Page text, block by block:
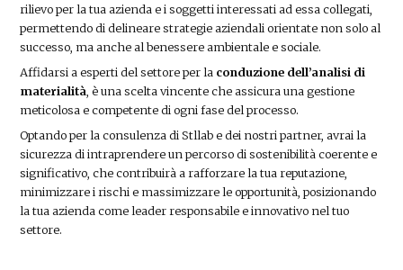
rilievo per la tua azienda e i soggetti interessati ad essa collegati,
permettendo di delineare strategie aziendali orientate non solo al
successo, ma anche al benessere ambientale e sociale.
Affidarsi a esperti del settore per la conduzione dell’analisi di
materialità , è una scelta vincente che assicura una gestione
meticolosa e competente di ogni fase del processo.
Optando per la consulenza di Stllab e dei nostri partner, avrai la
sicurezza di intraprendere un percorso di sostenibilità coerente e
significativo, che contribuirà a rafforzare la tua reputazione,
minimizzare i rischi e massimizzare le opportunità, posizionando
la tua azienda come leader responsabile e innovativo nel tuo
settore.